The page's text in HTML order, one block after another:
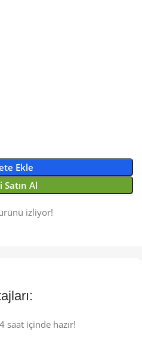
Ekle
Satın Al
izliyor!
saat içinde hazır!